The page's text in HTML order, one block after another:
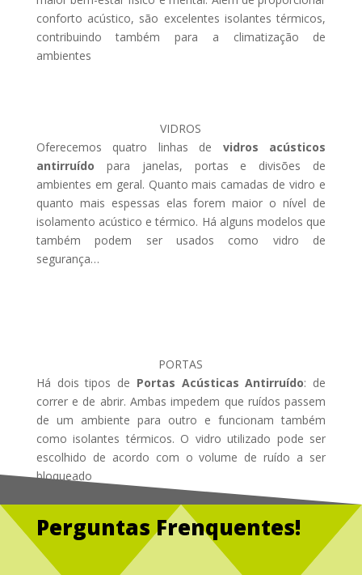
conforto acústico, são excelentes isolantes térmicos,
contribuindo também para a climatização de
ambientes
VIDROS
Oferecemos quatro linhas de
vidros acústicos
antirruído
para janelas, portas e divisões de
ambientes em geral. Quanto mais camadas de vidro e
quanto mais espessas elas forem maior o nível de
isolamento acústico e térmico. Há alguns modelos que
também podem ser usados como vidro de
segurança…
PORTAS
Há dois tipos de Portas Acústicas Antirruído: de
correr e de abrir. Ambas impedem que ruídos passem
de um ambiente para outro e funcionam também
como isolantes térmicos. O vidro utilizado pode ser
escolhido de acordo com o volume de ruído a ser
bloqueado
Perguntas Frenquentes!